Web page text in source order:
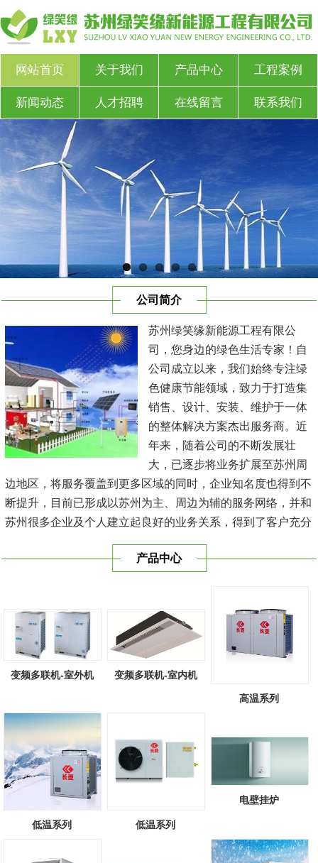
网站首页 关于我们 产品中心 工程案例
新闻动态 人才招聘 在线留言 联系我们
公司简介
苏州绿笑缘新能源工程有限公
司，您身边的绿色生活专家！自
公司成立以来，我们始终专注绿
色健康节能领域，致力于打造集
销售、设计、安装、维护于一体
的整体解决方案杰出服务商。近
年来，随着公司的不断发展壮
大，已逐步将业务扩展至苏州周
边地区，将服务覆盖到更多区域的同时，企业知名度也得到不
断提升，目前已形成以苏州为主、周边为辅的服务网络，并和
苏州很多企业及个人建立起良好的业务关系，得到了客户充分
与时俱进，树立良好的企业形象，以优质的服务、优质的技术
产品中心
变频多联机-室外机 变频多联机-室内机
高温系列
低温系列 低温系列
电壁挂炉